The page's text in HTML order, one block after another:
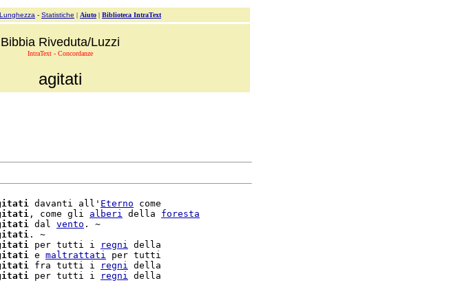
Lunghezza - Statistiche | Aiuto | Biblioteca IntraText
Bibbia Riveduta/Luzzi
IntraText - Concordanze
agitati
davanti all' Eterno come
, come gli alberi della foresta
dal vento . ~
. ~
per tutti i regni della
e maltrattati per tutti
fra tutti i regni della
per tutti i regni